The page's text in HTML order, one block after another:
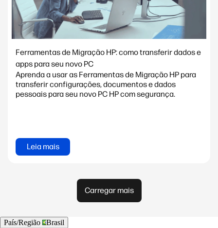
Ferramentas de Migração HP: como transferir dados e
apps para seu novo PC
Aprenda a usar as Ferramentas de Migração HP para
transferir configurações, documentos e dados
pessoais para seu novo PC HP com segurança.
Leia mais
Carregar mais
País/Região
Brasil